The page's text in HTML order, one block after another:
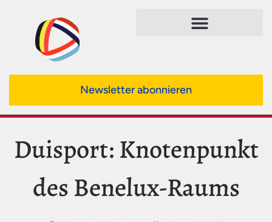
Newsletter abonnieren
Duisport: Knotenpunkt
des Benelux-Raums